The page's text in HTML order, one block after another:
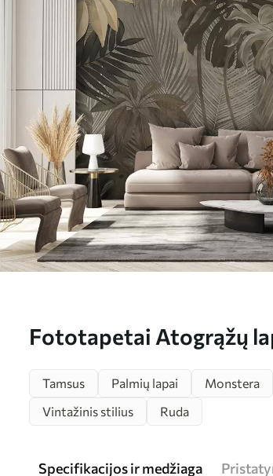
Fototapetai Atogrąžų
Tamsus Palmių lapai Monstera
Vintažinis stilius
Ruda
Specifikacijos ir medžiaga